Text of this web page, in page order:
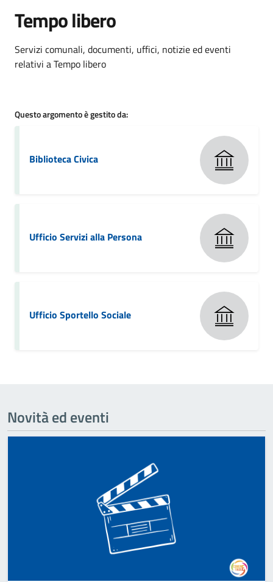
Tempo libero
Dettagli della notizia
Servizi comunali, documenti, uffici, notizie ed eventi
relativi a Tempo libero
Questo argomento è gestito da:
Biblioteca Civica
Ufficio Servizi alla Persona
Ufficio Sportello Sociale
Novità ed eventi